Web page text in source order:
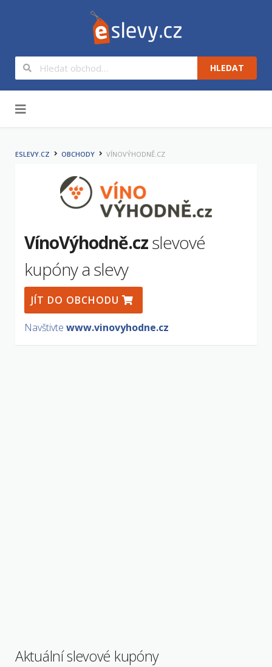
HLEDAT
ESLEVY.CZ OBCHODY VÍNOVÝHODNĚ.CZ
VínoVýhodně.czslevové
kupóny a slevy
JÍT DO OBCHODU
Navštivte www.vinovyhodne.cz
Aktuální slevové kupóny